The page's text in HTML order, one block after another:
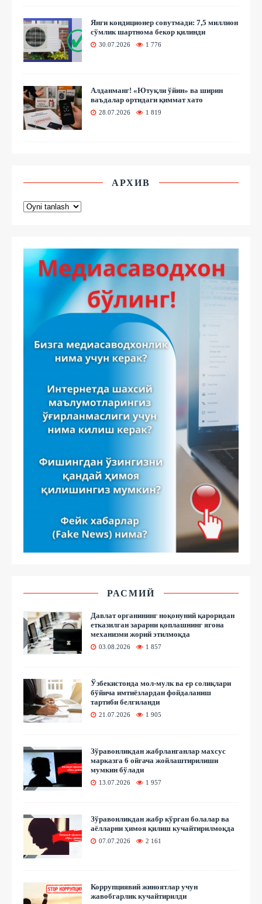
Янги кондиционер совутмади: 7,5 миллион
сўмлик шартнома бекор қилинди
30.07.2026 1 776
Алданманг! «Ютуқли ўйин» ва ширин
ваъдалар ортидаги қиммат хато
28.07.2026 1 819
АРХИВ
РАСМИЙ
Давлат органининг ноқонуний қароридан
етказилган зарарни қоплашнинг ягона
механизми жорий этилмоқда
03.08.2026 1 857
Ўзбекистонда мол-мулк ва ер солиқлари
бўйича имтиёзлардан фойдаланиш
тартиби белгиланди
21.07.2026 1 905
Зўравонликдан жабрланганлар махсус
марказга 6 ойгача жойлаштирилиши
мумкин бўлади
13.07.2026 1 957
Зўравонликдан жабр кўрган болалар ва
аёлларни ҳимоя қилиш кучайтирилмоқда
07.07.2026 2 161
Коррупциявий жиноятлар учун
жавобгарлик кучайтирилди